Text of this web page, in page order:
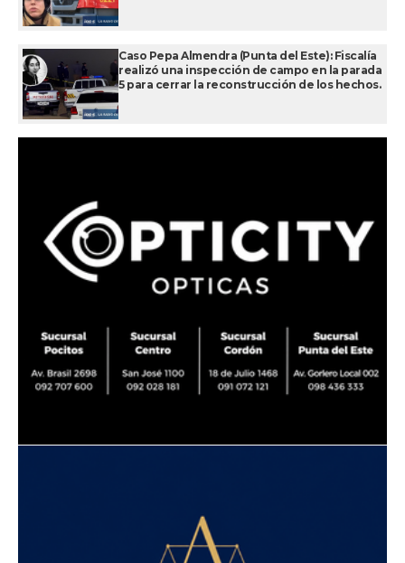
Caso Pepa Almendra (Punta del Este): Fiscalía
realizó una inspección de campo en la parada
5 para cerrar la reconstrucción de los hechos.